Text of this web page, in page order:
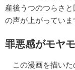
産後うつのつらさ
の声が上がっていま
罪悪感がモヤ
この漫画を描いた